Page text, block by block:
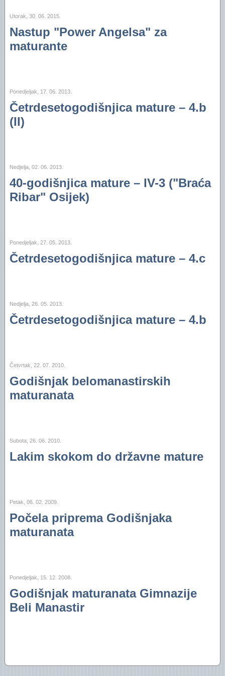
Financijski plan i Program rada Oaze za 2023.
Utorak, 30. 06. 2015.
Nastup "Power Angelsa" za
maturante
Ponedjeljak, 17. 06. 2013.
Četrdesetogodišnjica mature – 4.b
(II)
Nedjelja, 02. 06. 2013.
40-godišnjica mature – IV-3 ("Braća
Ribar" Osijek)
Ponedjeljak, 27. 05. 2013.
Četrdesetogodišnjica mature – 4.c
Nedjelja, 26. 05. 2013.
Četrdesetogodišnjica mature – 4.b
Četvrtak, 22. 07. 2010.
Godišnjak belomanastirskih
maturanata
Subota, 26. 06. 2010.
Lakim skokom do državne mature
Petak, 06. 02. 2009.
Počela priprema Godišnjaka
maturanata
Ponedjeljak, 15. 12. 2008.
Godišnjak maturanata Gimnazije
Beli Manastir